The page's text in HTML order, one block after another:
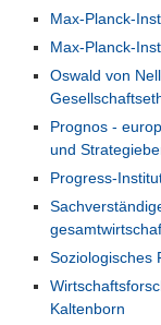
Max-Planck-
Max-Planck-
Oswald von
Prognos -
und
Progress-
Soziologisches
Kaltenborn